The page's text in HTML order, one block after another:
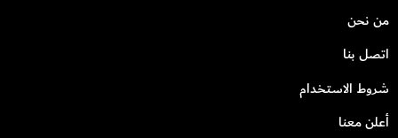
من نحن
اتصل بنا
شروط الاستخدام
أعلن معنا